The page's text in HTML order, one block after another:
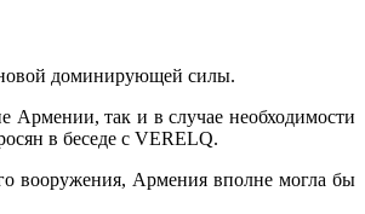
новой доминирующей силы.
Армении, так и в случае необходимости
в беседе с VERELQ.
вооружения, Армения вполне могла бы